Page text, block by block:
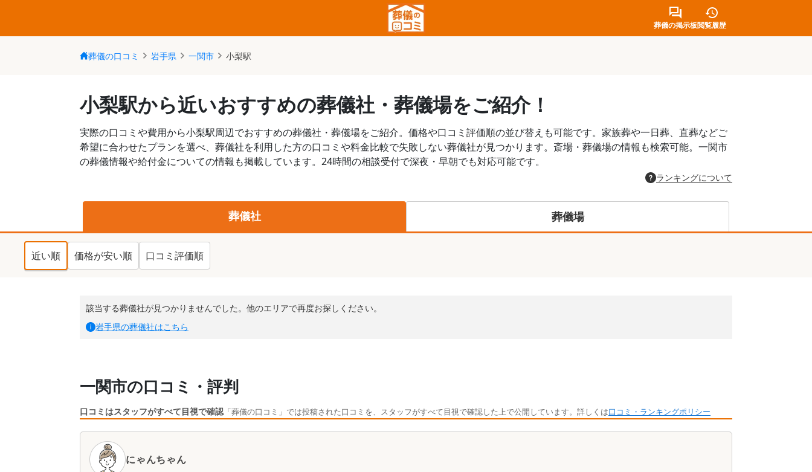
葬儀の掲示板閲覧履歴
葬儀の口コミ 岩手県 一関市 小梨駅
小梨駅から近いおすすめの葬儀社・葬儀場をご紹介！
実際の口コミや費用から小梨駅周辺でおすすめの葬儀社・葬儀場をご紹介。価格や口コミ評価順の並び替えも可能です。家族葬や一日葬、直葬などご
希望に合わせたプランを選べ、葬儀社を利用した方の口コミや料金比較で失敗しない葬儀社が見つかります。斎場・葬儀場の情報も検索可能。一関市
の葬儀情報や給付金についての情報も掲載しています。24時間の相談受付で深夜・早朝でも対応可能です。
ランキングについて
葬儀社 葬儀場
近い順 価格が安い順 口コミ評価順
該当する葬儀社が見つかりませんでした。他のエリアで再度お探しください。
岩手県の葬儀社はこちら
一関市の口コミ・評判
口コミはスタッフがすべて目視で確認「葬儀の口コミ」では投稿された口コミを、スタッフがすべて目視で確認した上で公開しています。詳しくは口コミ・ランキングポリシー
にゃんちゃん